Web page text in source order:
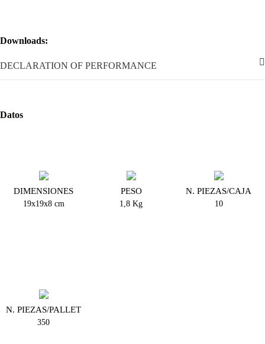
Downloads:
DECLARATION OF PERFORMANCE
Datos
DIMENSIONES
19x19x8 cm
PESO
1,8 Kg
N. PIEZAS/CAJA
10
N. PIEZAS/PALLET
350